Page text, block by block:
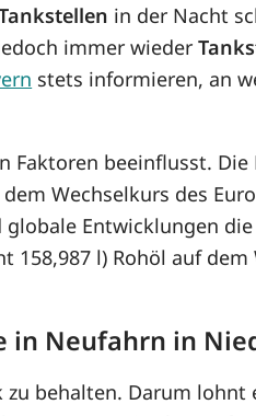
in der Nacht
immer wieder
stets informieren, an
Faktoren beeinflusst.
Wechselkurs des
Entwicklungen
l) Rohöl auf
in Neufahrn in
behalten. Darum